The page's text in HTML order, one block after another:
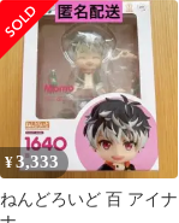
¥3,333
ねんどろいど 百 アイナ